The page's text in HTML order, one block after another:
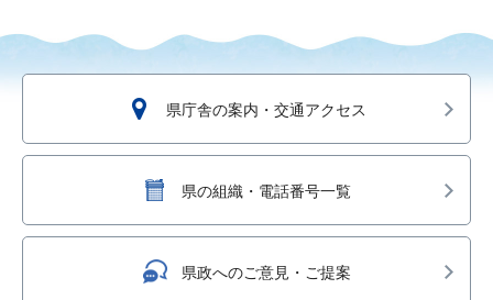
県庁舎の案内・交通アクセス
県の組織・電話番号一覧
県政へのご意見・ご提案